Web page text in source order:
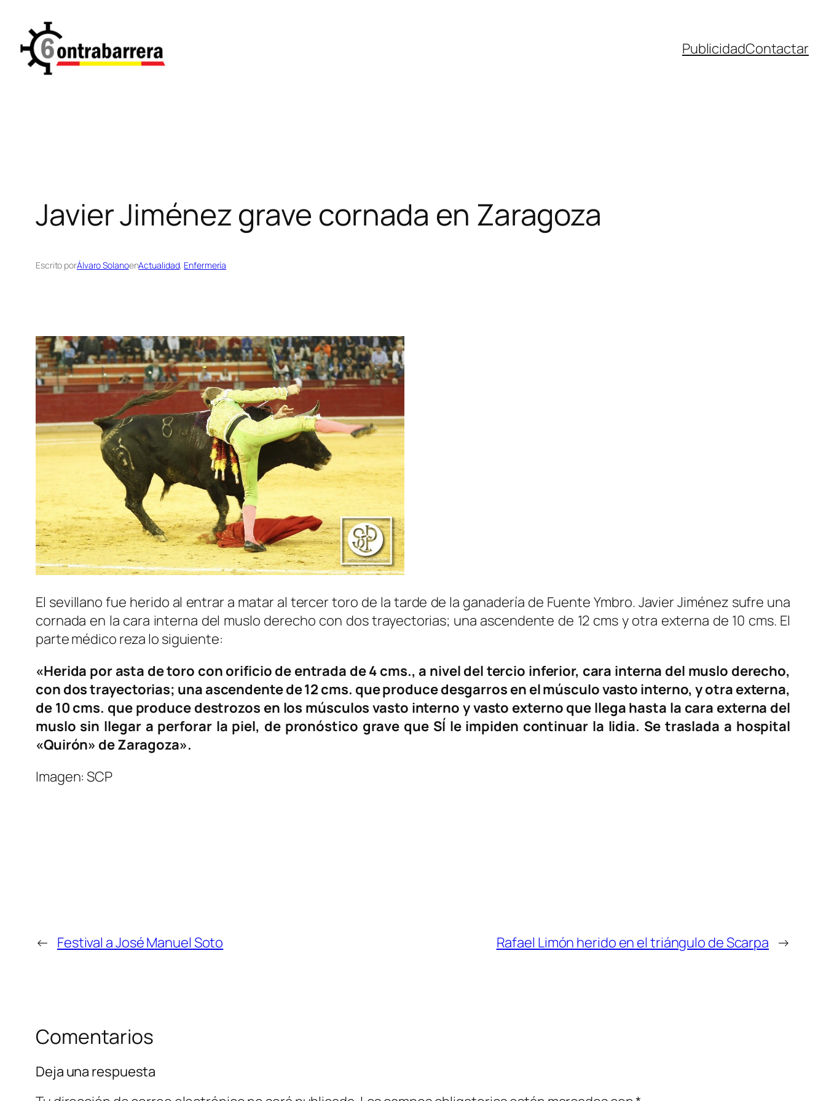
contenido
PublicidadContactar
Javier Jiménez grave cornada en Zaragoza
Escrito porÁlvaro SolanoenActualidad, Enfermería
El sevillano fue herido al entrar a matar al tercer toro de la tarde de la ganadería de Fuente Ymbro. Javier Jiménez sufre una
cornada en la cara interna del muslo derecho con dos trayectorias; una ascendente de 12 cms y otra externa de 10 cms. El
parte médico reza lo siguiente:
«Herida por asta de toro con orificio de entrada de 4 cms., a nivel del tercio inferior, cara interna del muslo derecho,
con dos trayectorias; una ascendente de 12 cms. que produce desgarros en el músculo vasto interno, y otra externa,
de 10 cms. que produce destrozos en los músculos vasto interno y vasto externo que llega hasta la cara externa del
muslo sin llegar a perforar la piel, de pronóstico grave que SÍ le impiden continuar la lidia. Se traslada a hospital
«Quirón» de Zaragoza».
Imagen: SCP
← Festival a José Manuel Soto Rafael Limón herido en el triángulo de Scarpa →
Comentarios
Deja una respuesta